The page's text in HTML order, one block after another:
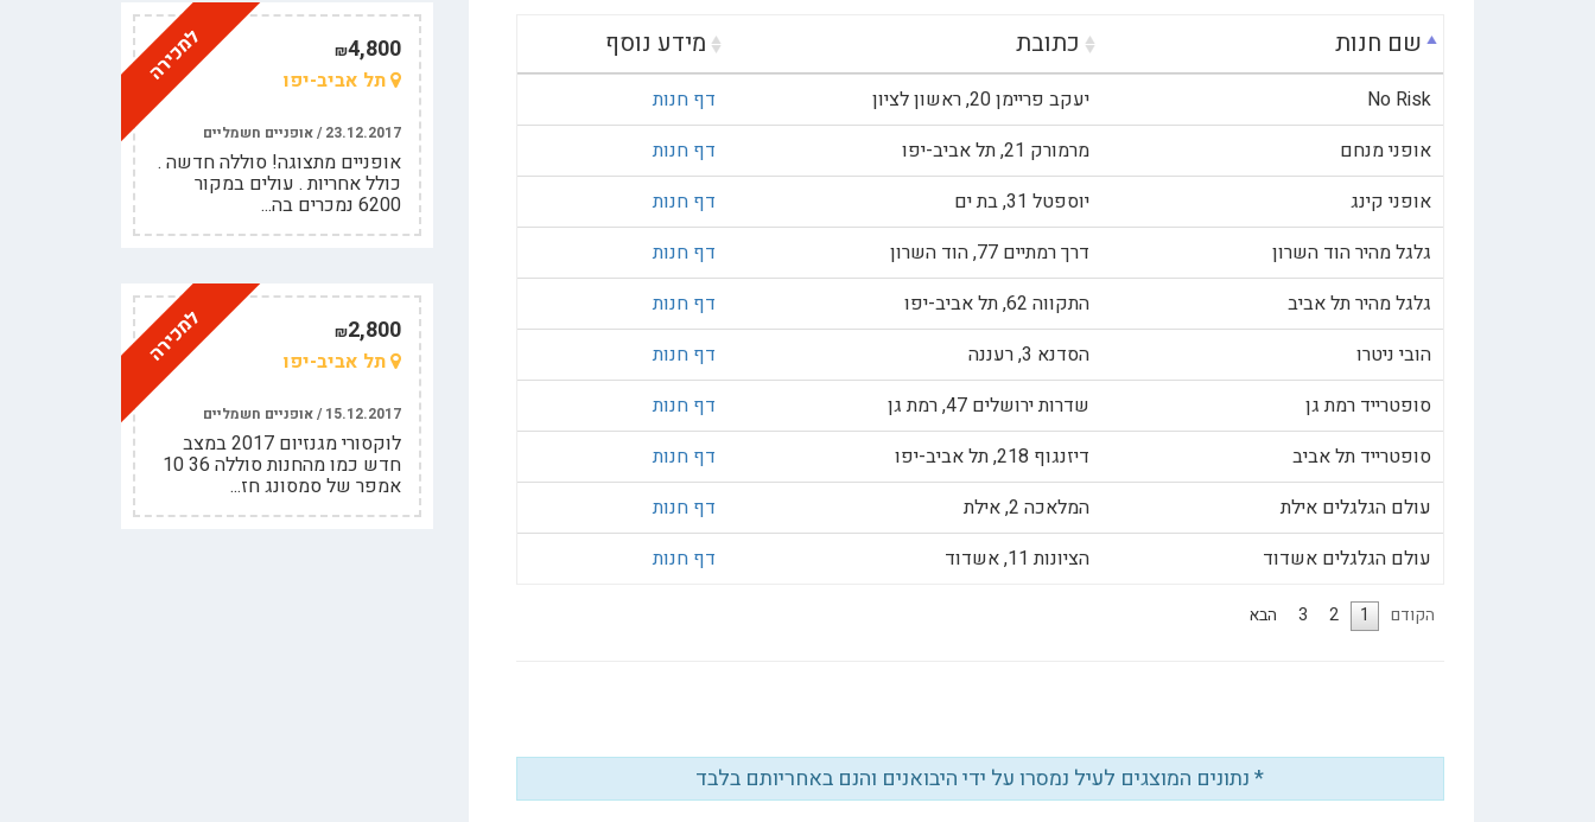
שם חנות כתובת מידע נוסף
No Risk יעקב פריימן 20, ראשון לציון
דף חנות
אופני מנחם
מרמורק 21, תל אביב-יפו
דף חנות
אופני קינג
יוספטל 31, בת ים
דף חנות
גלגל מהיר הוד השרון
דרך רמתיים 77, הוד השרון
דף חנות
גלגל מהיר תל אביב
התקווה 62, תל אביב-יפו
דף חנות
הובי ניטרו
הסדנא 3, רעננה
דף חנות
סופטרייד רמת גן
שדרות ירושלים 47, רמת גן
דף חנות
סופטרייד תל אביב
דיזנגוף 218, תל אביב-יפו
דף חנות
עולם הגלגלים אילת
המלאכה 2, אילת
דף חנות
עולם הגלגלים אשדוד
הציונות 11, אשדוד דף חנות
הקודם 1
2
3 הבא
* נתונים המוצגים לעיל נמסרו על ידי היבואנים והנם באחריותם בלבד
₪4,800
תל אביב-יפו
23.12.2017 / אופניים חשמליים
אופניים מתצוגה! סוללה חדשה .
כולל אחריות . עולים במקור
6200 נמכרים בה...
למכירה
₪2,800
תל אביב-יפו
15.12.2017 / אופניים חשמליים
לוקסורי מגנזיום 2017 במצב
חדש כמו מהחנות סוללה 36 10
אמפר של סמסונג חז...
למכירה